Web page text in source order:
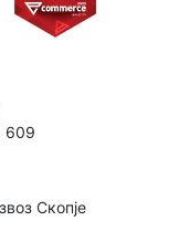
609
Скопје